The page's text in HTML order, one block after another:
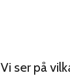
Vi ser på